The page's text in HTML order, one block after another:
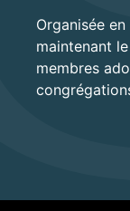
Organisée
maintenant
membres